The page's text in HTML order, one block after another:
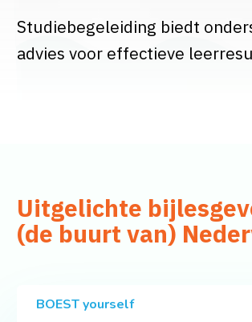
Studiebegeleiding biedt
advies voor effectieve
Uitgelichte
(de buurt van)
BOEST yourself